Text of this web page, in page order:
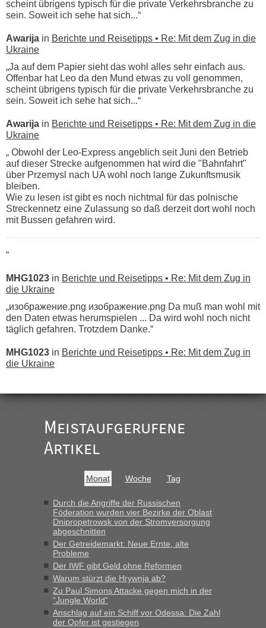
scheint übrigens typisch für die private Verkehrsbranche zu
sein. Soweit ich sehe hat sich...“
Awarija in Berichte und Reisetipps • Re: Mit dem Zug in die
Ukraine
„Ja auf dem Papier sieht das wohl alles sehr einfach aus.
Offenbar hat Leo da den Mund etwas zu voll genommen,
scheint übrigens typisch für die private Verkehrsbranche zu
sein. Soweit ich sehe hat sich...“
Awarija in Berichte und Reisetipps • Re: Mit dem Zug in die
Ukraine
„ Obwohl der Leo-Express angeblich seit Juni den Betrieb
auf dieser Strecke aufgenommen hat wird die "Bahnfahrt"
über Przemysl nach UA wohl noch lange Zukunftsmusik
bleiben.
Wie zu lesen ist gibt es noch nichtmal für das polnische
Streckennetz eine Zulassung so daß derzeit dort wohl noch
mit Bussen gefahren wird.
“
MHG1023 in Berichte und Reisetipps • Re: Mit dem Zug in
die Ukraine
„изображение.png изображение.png Da muß man wohl mit
den Daten etwas herumspielen ... Da wird wohl noch nicht
täglich gefahren. Trotzdem Danke.“
MHG1023 in Berichte und Reisetipps • Re: Mit dem Zug in
die Ukraine
Ist korrekt, aber ich finde man hätte trotzdem im Text gleich
darauf hinweisen können.
War aber nicht "böse" gemeint ...
buchbar - warum auch immer ...
Hab´s versucht - bekomme aber immer angezeigt "auf dieser
Strecke fahren wir nicht"
inBerichte und Reisetipps • Re: Mit dem Zug in
die Ukraine
„Man sollte aber explizit dazu schreiben, daß es ein Zug von
LeoExpress ist - und nur auf deren Webseite kann man die
Fahrkarten kaufen. Zumindest ist es die erste Umsteigefreie
Verbindung von Deutschland...“
Meistaufgerufene
Artikel
Monat Woche Tag
Durch die Angriffe der Russischen
Föderation wurden vier Bezirke der Oblast
Dnipropetrowsk von der Stromversorgung
abgeschnitten
Der Getreidemarkt: Neue Ernte, alte
Probleme
Der IWF gibt Geld ohne Reformen
Warum stürzt die Hrywnja ab?
Zu Paul Simons Attacke gegen mich in der
“Jungle World”
Anschlag auf ein Schiff vor Odessa: Die Zahl
der Opfer ist gestiegen